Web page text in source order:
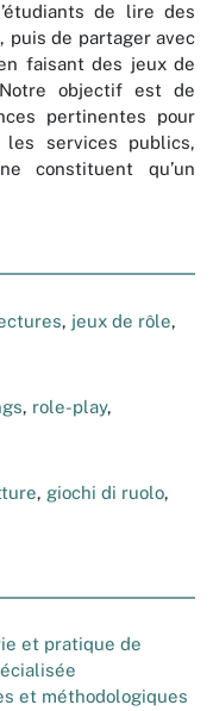
de lire des
puis de partager avec
faisant des jeux de
objectif est de
pertinentes pour
services publics,
constituent qu’un
, jeux de rôle,
, role-play,
, giochi di ruolo,
et pratique de
et méthodologiques